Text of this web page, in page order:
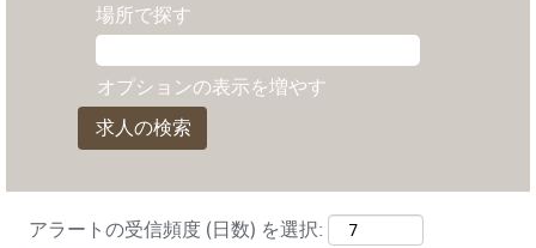
場所で探す
オプションの表示を増やす
アラートの受信頻度 (日数) を選択: